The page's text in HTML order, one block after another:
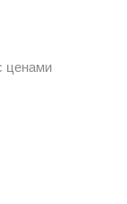
ценами